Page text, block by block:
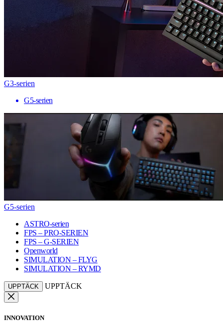
G3-serien
G5-serien
G5-serien
ASTRO-serien
FPS – PRO-SERIEN
FPS – G-SERIEN
Openworld
SIMULATION – FLYG
SIMULATION – RYMD
UPPTÄCK UPPTÄCK
INNOVATION